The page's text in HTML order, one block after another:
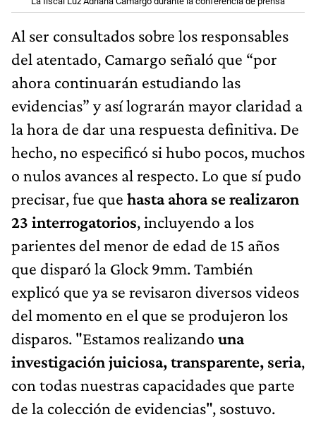
Al ser consultados sobre los responsables
del atentado, Camargo señaló que “por
ahora continuarán estudiando las
evidencias” y así lograrán mayor claridad a
la hora de dar una respuesta definitiva. De
hecho, no especificó si hubo pocos, muchos
o nulos avances al respecto. Lo que sí pudo
precisar, fue que hasta ahora se realizaron
23 interrogatorios, incluyendo a los
parientes del menor de edad de 15 años
que disparó la Glock 9mm. También
explicó que ya se revisaron diversos videos
del momento en el que se produjeron los
disparos. "Estamos realizando una
investigación juiciosa, transparente, seria,
con todas nuestras capacidades que parte
de la colección de evidencias", sostuvo.